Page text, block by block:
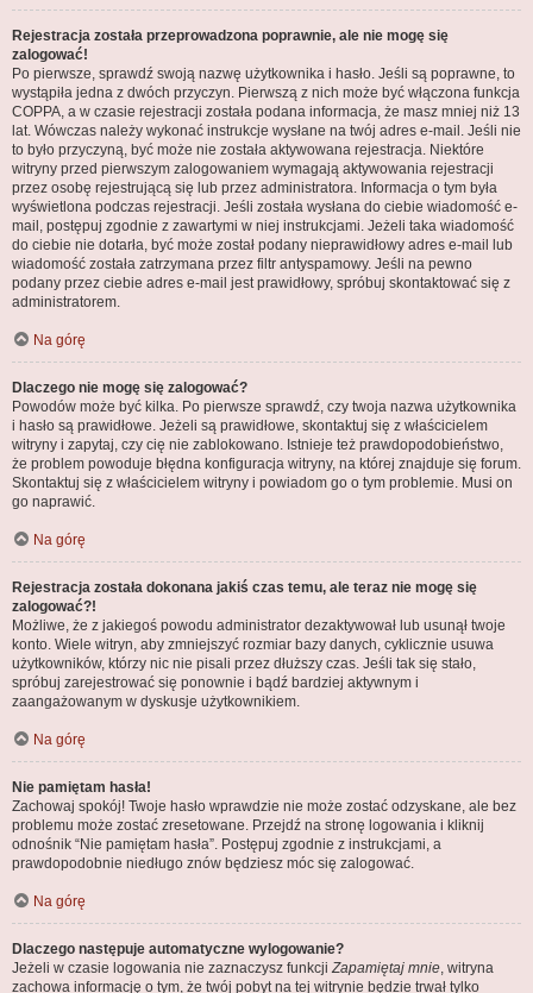
Rejestracja została przeprowadzona poprawnie, ale nie mogę się
zalogować!
Po pierwsze, sprawdź swoją nazwę użytkownika i hasło. Jeśli są poprawne, to
wystąpiła jedna z dwóch przyczyn. Pierwszą z nich może być włączona funkcja
COPPA, a w czasie rejestracji została podana informacja, że masz mniej niż 13
lat. Wówczas należy wykonać instrukcje wysłane na twój adres e-mail. Jeśli nie
to było przyczyną, być może nie została aktywowana rejestracja. Niektóre
witryny przed pierwszym zalogowaniem wymagają aktywowania rejestracji
przez osobę rejestrującą się lub przez administratora. Informacja o tym była
wyświetlona podczas rejestracji. Jeśli została wysłana do ciebie wiadomość e-
mail, postępuj zgodnie z zawartymi w niej instrukcjami. Jeżeli taka wiadomość
do ciebie nie dotarła, być może został podany nieprawidłowy adres e-mail lub
wiadomość została zatrzymana przez filtr antyspamowy. Jeśli na pewno
podany przez ciebie adres e-mail jest prawidłowy, spróbuj skontaktować się z
administratorem.
Na górę
Dlaczego nie mogę się zalogować?
Powodów może być kilka. Po pierwsze sprawdź, czy twoja nazwa użytkownika
i hasło są prawidłowe. Jeżeli są prawidłowe, skontaktuj się z właścicielem
witryny i zapytaj, czy cię nie zablokowano. Istnieje też prawdopodobieństwo,
że problem powoduje błędna konfiguracja witryny, na której znajduje się forum.
Skontaktuj się z właścicielem witryny i powiadom go o tym problemie. Musi on
go naprawić.
Na górę
Rejestracja została dokonana jakiś czas temu, ale teraz nie mogę się
zalogować?!
Możliwe, że z jakiegoś powodu administrator dezaktywował lub usunął twoje
konto. Wiele witryn, aby zmniejszyć rozmiar bazy danych, cyklicznie usuwa
użytkowników, którzy nic nie pisali przez dłuższy czas. Jeśli tak się stało,
spróbuj zarejestrować się ponownie i bądź bardziej aktywnym i
zaangażowanym w dyskusje użytkownikiem.
Na górę
Nie pamiętam hasła!
Zachowaj spokój! Twoje hasło wprawdzie nie może zostać odzyskane, ale bez
problemu może zostać zresetowane. Przejdź na stronę logowania i kliknij
odnośnik “Nie pamiętam hasła”. Postępuj zgodnie z instrukcjami, a
prawdopodobnie niedługo znów będziesz móc się zalogować.
Na górę
Dlaczego następuje automatyczne wylogowanie?
Jeżeli w czasie logowania nie zaznaczysz funkcjiZapamiętaj mnie, witryna
zachowa informację o tym, że twój pobyt na tej witrynie będzie trwał tylko